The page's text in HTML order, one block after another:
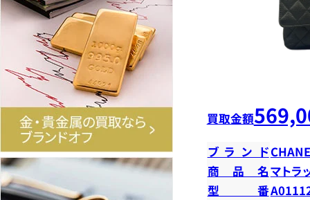
買取金額
ブランド
商品名マトラ
型番